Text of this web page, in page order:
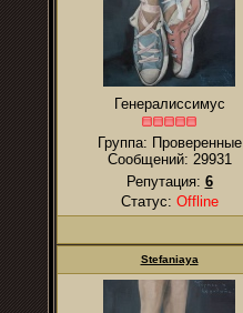
Генералиссимус
Группа: Проверенные
Сообщений: 29931
Репутация: 6
Статус: Offline
Stefaniaya